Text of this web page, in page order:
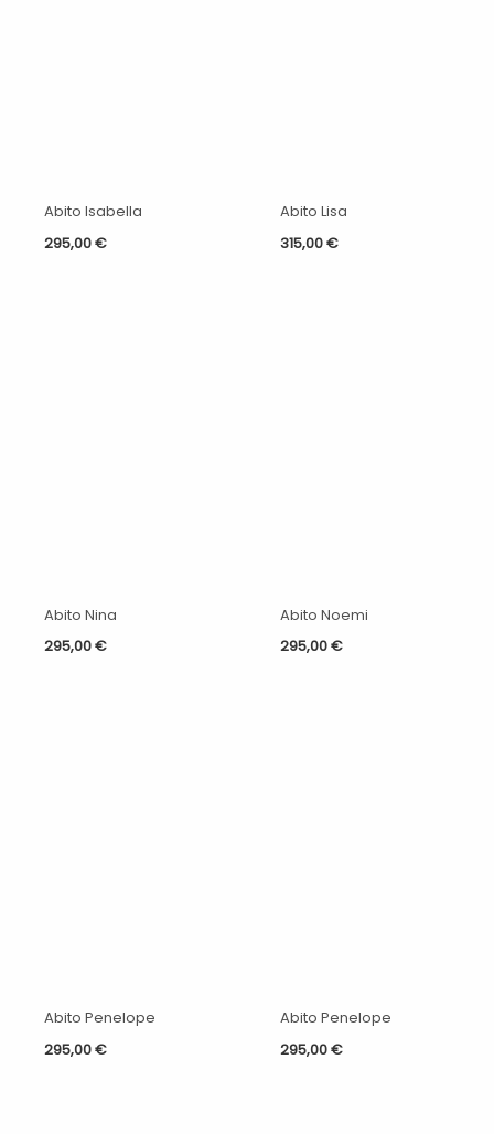
Abito Isabella
295,00€
Abito Lisa
315,00€
Abito Nina
295,00€
Abito Noemi
295,00€
Abito Penelope
295,00€
Abito Penelope
295,00€